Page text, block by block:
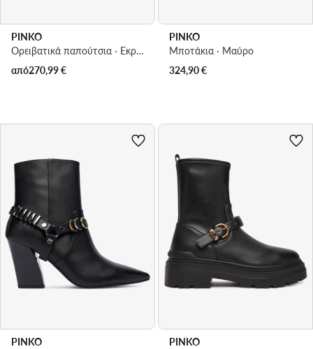
PINKO
Ορειβατικά παπούτσια · Εκρού
από270,99€
PINKO
Μποτάκια · Μαύρο
324,90€
PINKO
PINKO